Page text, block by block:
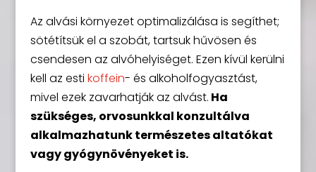
Az alvási környezet optimalizálása is segíthet;
sötétítsük el a szobát, tartsuk hűvösen és
csendesen az alvóhelyiséget. Ezen kívül kerülni
kell az esti koffein- és alkoholfogyasztást,
mivel ezek zavarhatják az alvást. Ha
szükséges, orvosunkkal konzultálva
alkalmazhatunk természetes altatókat
vagy gyógynövényeket is.